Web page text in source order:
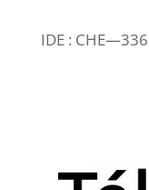
IDE :